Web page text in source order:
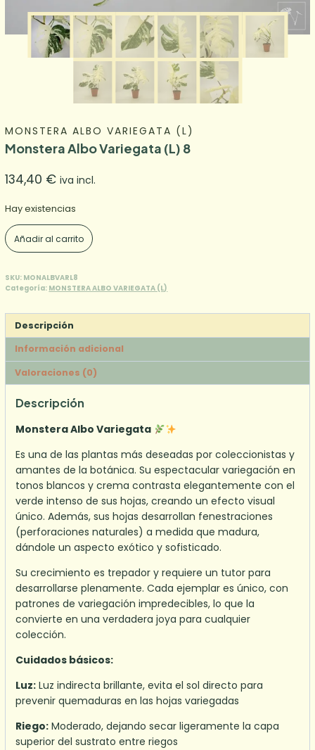
MONSTERA ALBO VARIEGATA (L)
Monstera Albo Variegata (L) 8
134,40 € iva incl.
Hay existencias
Monstera
Albo
(L)
8
Añadir al carrito
SKU: MONALBVARL8
Categoría: MONSTERA ALBO VARIEGATA (L)
Descripción
Información adicional
Valoraciones (0)
Descripción
Monstera Albo Variegata
Es una de las plantas más deseadas por coleccionistas y
amantes de la botánica. Su espectacular variegación en
tonos blancos y crema contrasta elegantemente con el
verde intenso de sus hojas, creando un efecto visual
único. Además, sus hojas desarrollan fenestraciones
(perforaciones naturales) a medida que madura,
dándole un aspecto exótico y sofisticado.
Su crecimiento es trepador y requiere un tutor para
desarrollarse plenamente. Cada ejemplar es único, con
patrones de variegación impredecibles, lo que la
convierte en una verdadera joya para cualquier
colección.
Cuidados básicos:
Luz: Luz indirecta brillante, evita el sol directo para
prevenir quemaduras en las hojas variegadas
Riego: Moderado, dejando secar ligeramente la capa
superior del sustrato entre riegos